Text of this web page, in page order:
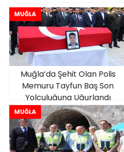
MUĞLA
Muğla’da Şehit Olan Polis
Memuru Tayfun Baş Son
Yolculuğuna Uğurlandı
MUĞLA